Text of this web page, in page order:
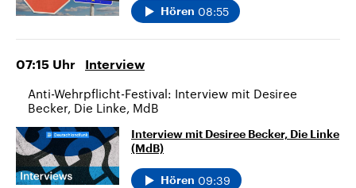
Hören 08:55
07:15 Uhr Interview
Anti-Wehrpflicht-Festival: Interview mit Desiree
Becker, Die Linke, MdB
Interview mit Desiree Becker, Die Linke
(MdB)
Hören 09:39